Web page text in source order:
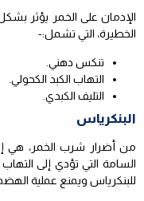
الإدمان على الخمر يؤثر
الخطيرة، التي تشمل:-
تنكس دهني.
التهاب الكبد الكحولي.
التليف الكبدي.
البنكرياس
من أضرار شرب الخمر، هي
السامة التي تؤدي إلى
للبنكرياس ويمنع عملية